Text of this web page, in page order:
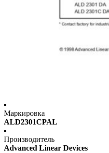
Маркировка
ALD2301CPAL
Производитель
Advanced Linear Devices